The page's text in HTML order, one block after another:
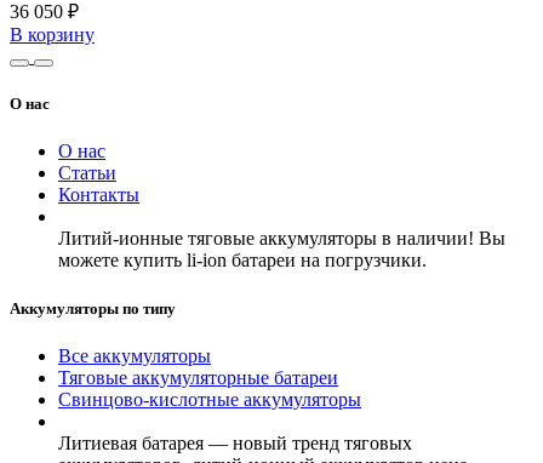
36 050 ₽
В корзину
О нас
О нас
Статьи
Контакты
Литий-ионные тяговые аккумуляторы в наличии! Вы
можете купить li-ion батареи на погрузчики.
Аккумуляторы по типу
Все аккумуляторы
Тяговые аккумуляторные батареи
Свинцово-кислотные аккумуляторы
Литиевая батарея — новый тренд тяговых